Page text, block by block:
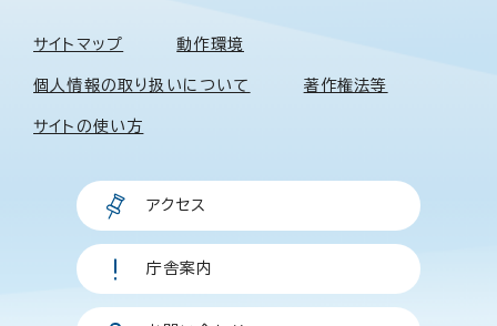
サイトマップ 動作環境
個人情報の取り扱いについて 著作権法等
サイトの使い方
アクセス
庁舎案内